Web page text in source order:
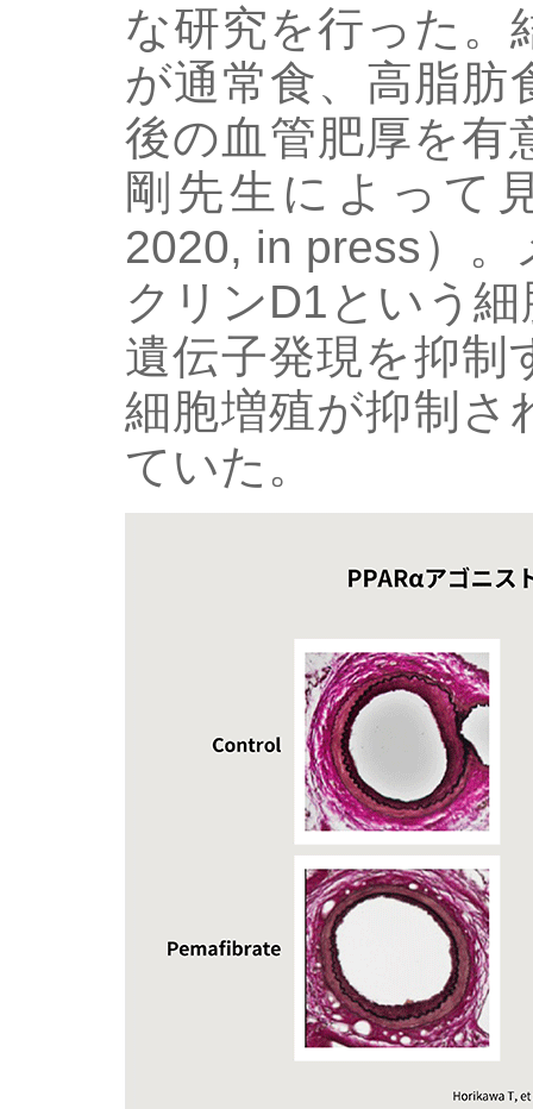
な研究を行った。
が通常食、高脂肪
後の血管肥厚を有
剛先生によって
2020, in press）
クリンD1という
遺伝子発現を抑制
細胞増殖が抑制さ
ていた。